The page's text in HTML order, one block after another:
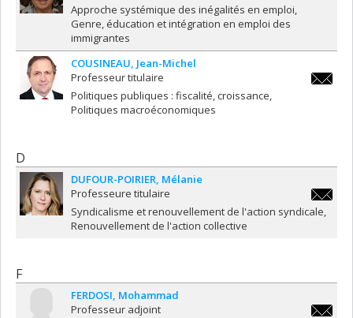
Approche systémique des inégalités en emploi
Genre, éducation et intégration en emploi des
immigrantes
COUSINEAU Jean-Michel
Professeur titulaire
Politiques publiques : fiscalité, croissance
Politiques macroéconomiques
D
DUFOUR-POIRIER Mélanie
Professeure titulaire
Syndicalisme et renouvellement de l'action syndicale
Renouvellement de l'action collective
F
FERDOSI Mohammad
Professeur adjoint